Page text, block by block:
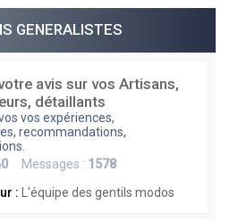
GENERALISTES
avis sur vos Artisans,
détaillants
vos expériences,
recommandations,
Messages : 1578
:
L'équipe des gentils modos